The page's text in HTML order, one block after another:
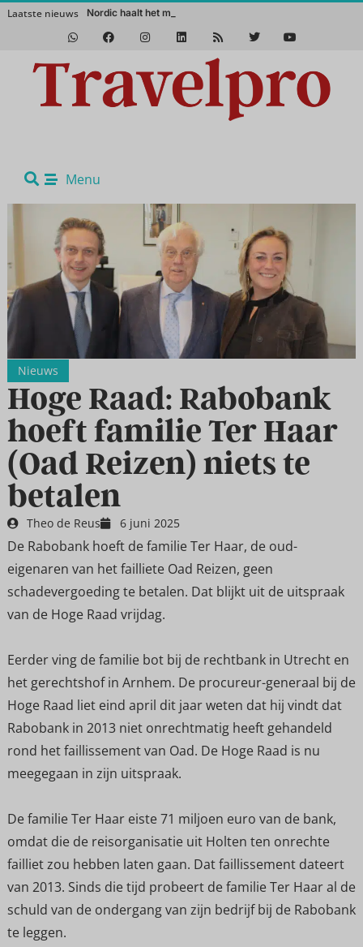
Laatste nieuws Nordic haalt het magische No
Menu
Nieuws
Hoge Raad: Rabobank
hoeft familie Ter Haar
(Oad Reizen) niets te
betalen
Theo de Reus 6 juni 2025
De Rabobank hoeft de familie Ter Haar, de oud-
eigenaren van het failliete Oad Reizen, geen
schadevergoeding te betalen. Dat blijkt uit de uitspraak
van de Hoge Raad vrijdag.
Eerder ving de familie bot bij de rechtbank in Utrecht en
het gerechtshof in Arnhem. De procureur-generaal bij de
Hoge Raad liet eind april dit jaar weten dat hij vindt dat
Rabobank in 2013 niet onrechtmatig heeft gehandeld
rond het faillissement van Oad. De Hoge Raad is nu
meegegaan in zijn uitspraak.
De familie Ter Haar eiste 71 miljoen euro van de bank,
omdat die de reisorganisatie uit Holten ten onrechte
failliet zou hebben laten gaan. Dat faillissement dateert
van 2013. Sinds die tijd probeert de familie Ter Haar al de
schuld van de ondergang van zijn bedrijf bij de Rabobank
te leggen.